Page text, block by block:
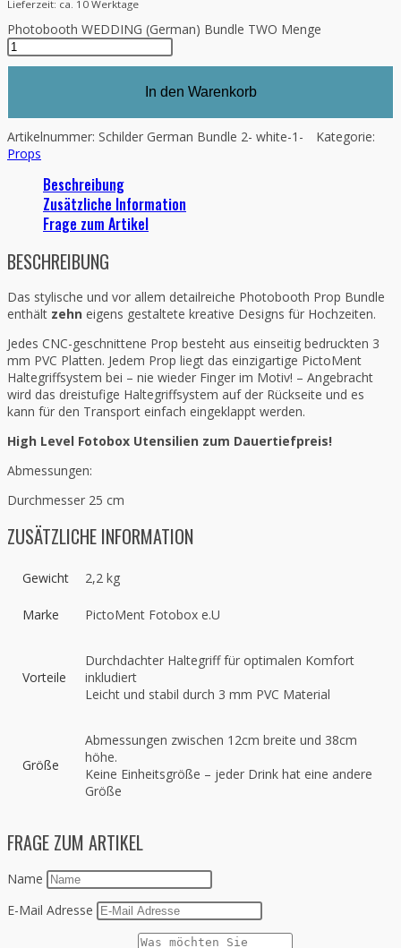
Lieferzeit: ca. 10 Werktage
Photobooth WEDDING (German) Bundle TWO Menge
In den Warenkorb
Artikelnummer: Schilder German Bundle 2- white-1-
Kategorie:
Props
Beschreibung
Zusätzliche Information
Frage zum Artikel
BESCHREIBUNG
Das stylische und vor allem detailreiche Photobooth Prop Bundle
enthält zehn eigens gestaltete kreative Designs für Hochzeiten.
Jedes CNC-geschnittene Prop besteht aus einseitig bedruckten 3
mm PVC Platten. Jedem Prop liegt das einzigartige PictoMent
Haltegriffsystem bei – nie wieder Finger im Motiv! – Angebracht
wird das dreistufige Haltegriffsystem auf der Rückseite und es
kann für den Transport einfach eingeklappt werden.
High Level Fotobox Utensilien zum Dauertiefpreis!
Abmessungen:
Durchmesser 25 cm
ZUSÄTZLICHE INFORMATION
Gewicht 2,2 kg
Marke PictoMent Fotobox e.U
Vorteile
Durchdachter Haltegriff für optimalen Komfort
inkludiert
Leicht und stabil durch 3 mm PVC Material
Größe
Abmessungen zwischen 12cm breite und 38cm
höhe.
Keine Einheitsgröße – jeder Drink hat eine andere
Größe
FRAGE ZUM ARTIKEL
Name
E-Mail Adresse